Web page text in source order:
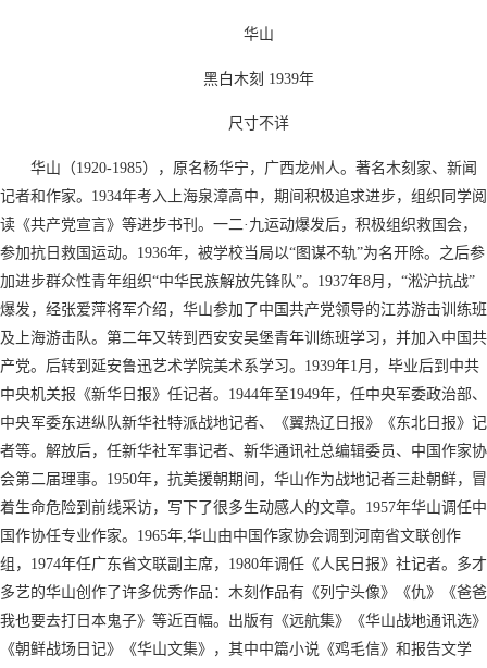
华山
黑白木刻 1939年
尺寸不详
华山（1920-1985），原名杨华宁，广西龙州人。著名木刻家、新闻
记者和作家。1934年考入上海泉漳高中，期间积极追求进步，组织同学阅
读《共产党宣言》等进步书刊。一二·九运动爆发后，积极组织救国会，
参加抗日救国运动。1936年，被学校当局以“图谋不轨”为名开除。之后参
加进步群众性青年组织“中华民族解放先锋队”。1937年8月，“淞沪抗战”
爆发，经张爱萍将军介绍，华山参加了中国共产党领导的江苏游击训练班
及上海游击队。第二年又转到西安安吴堡青年训练班学习，并加入中国共
产党。后转到延安鲁迅艺术学院美术系学习。1939年1月，毕业后到中共
中央机关报《新华日报》任记者。1944年至1949年，任中央军委政治部、
中央军委东进纵队新华社特派战地记者、《翼热辽日报》《东北日报》记
者等。解放后，任新华社军事记者、新华通讯社总编辑委员、中国作家协
会第二届理事。1950年，抗美援朝期间，华山作为战地记者三赴朝鲜，冒
着生命危险到前线采访，写下了很多生动感人的文章。1957年华山调任中
国作协任专业作家。1965年,华山由中国作家协会调到河南省文联创作
组，1974年任广东省文联副主席，1980年调任《人民日报》社记者。多才
多艺的华山创作了许多优秀作品：木刻作品有《列宁头像》《仇》《爸爸
我也要去打日本鬼子》等近百幅。出版有《远航集》《华山战地通讯选》
《朝鲜战场日记》《华山文集》，其中中篇小说《鸡毛信》和报告文学